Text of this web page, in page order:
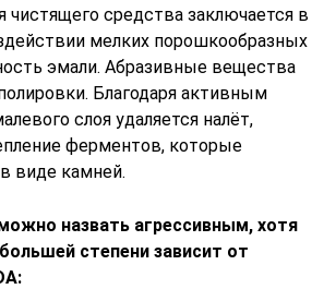
чистящего средства заключается в
мелких порошкообразных
эмали. Абразивные вещества
Благодаря активным
слоя удаляется налёт,
ферментов, которые
виде камней.
назвать агрессивным, хотя
степени зависит от